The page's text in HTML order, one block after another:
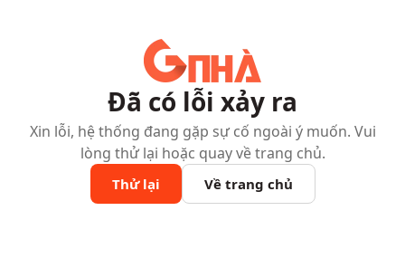
Đã có lỗi xảy ra
Xin lỗi, hệ thống đang gặp sự cố ngoài ý muốn. Vui
lòng thử lại hoặc quay về trang chủ.
Thử lại Về trang chủ